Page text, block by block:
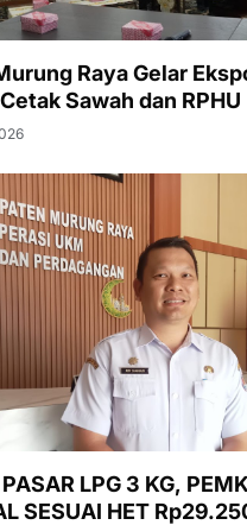
Raya Gelar
Sawah dan RPHU
LPG 3 KG,
SESUAI HET